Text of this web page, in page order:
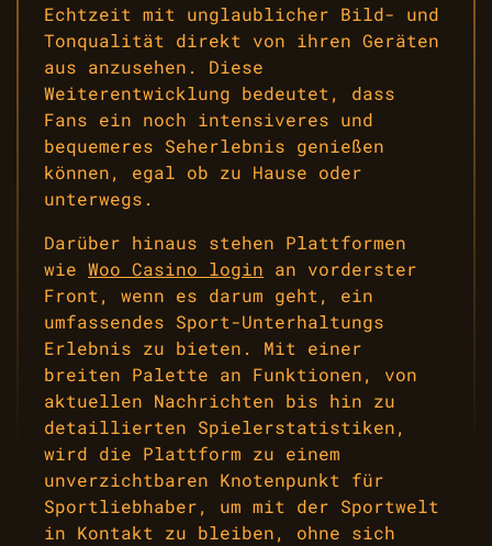
Echtzeit mit unglaublicher Bild- und
Tonqualität direkt von ihren Geräten
aus anzusehen. Diese
Weiterentwicklung bedeutet, dass
Fans ein noch intensiveres und
bequemeres Seherlebnis genießen
können, egal ob zu Hause oder
unterwegs.
Darüber hinaus stehen Plattformen
wie Woo Casino login an vorderster
Front, wenn es darum geht, ein
umfassendes Sport-Unterhaltungs
Erlebnis zu bieten. Mit einer
breiten Palette an Funktionen, von
aktuellen Nachrichten bis hin zu
detaillierten Spielerstatistiken,
wird die Plattform zu einem
unverzichtbaren Knotenpunkt für
Sportliebhaber, um mit der Sportwelt
in Kontakt zu bleiben, ohne sich